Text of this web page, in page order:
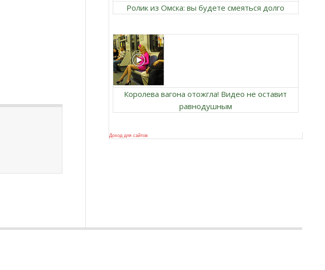
Ролик из Омска: вы будете смеяться долго
Королева вагона отожгла! Видео не оставит
равнодушным
Доход для сайтов